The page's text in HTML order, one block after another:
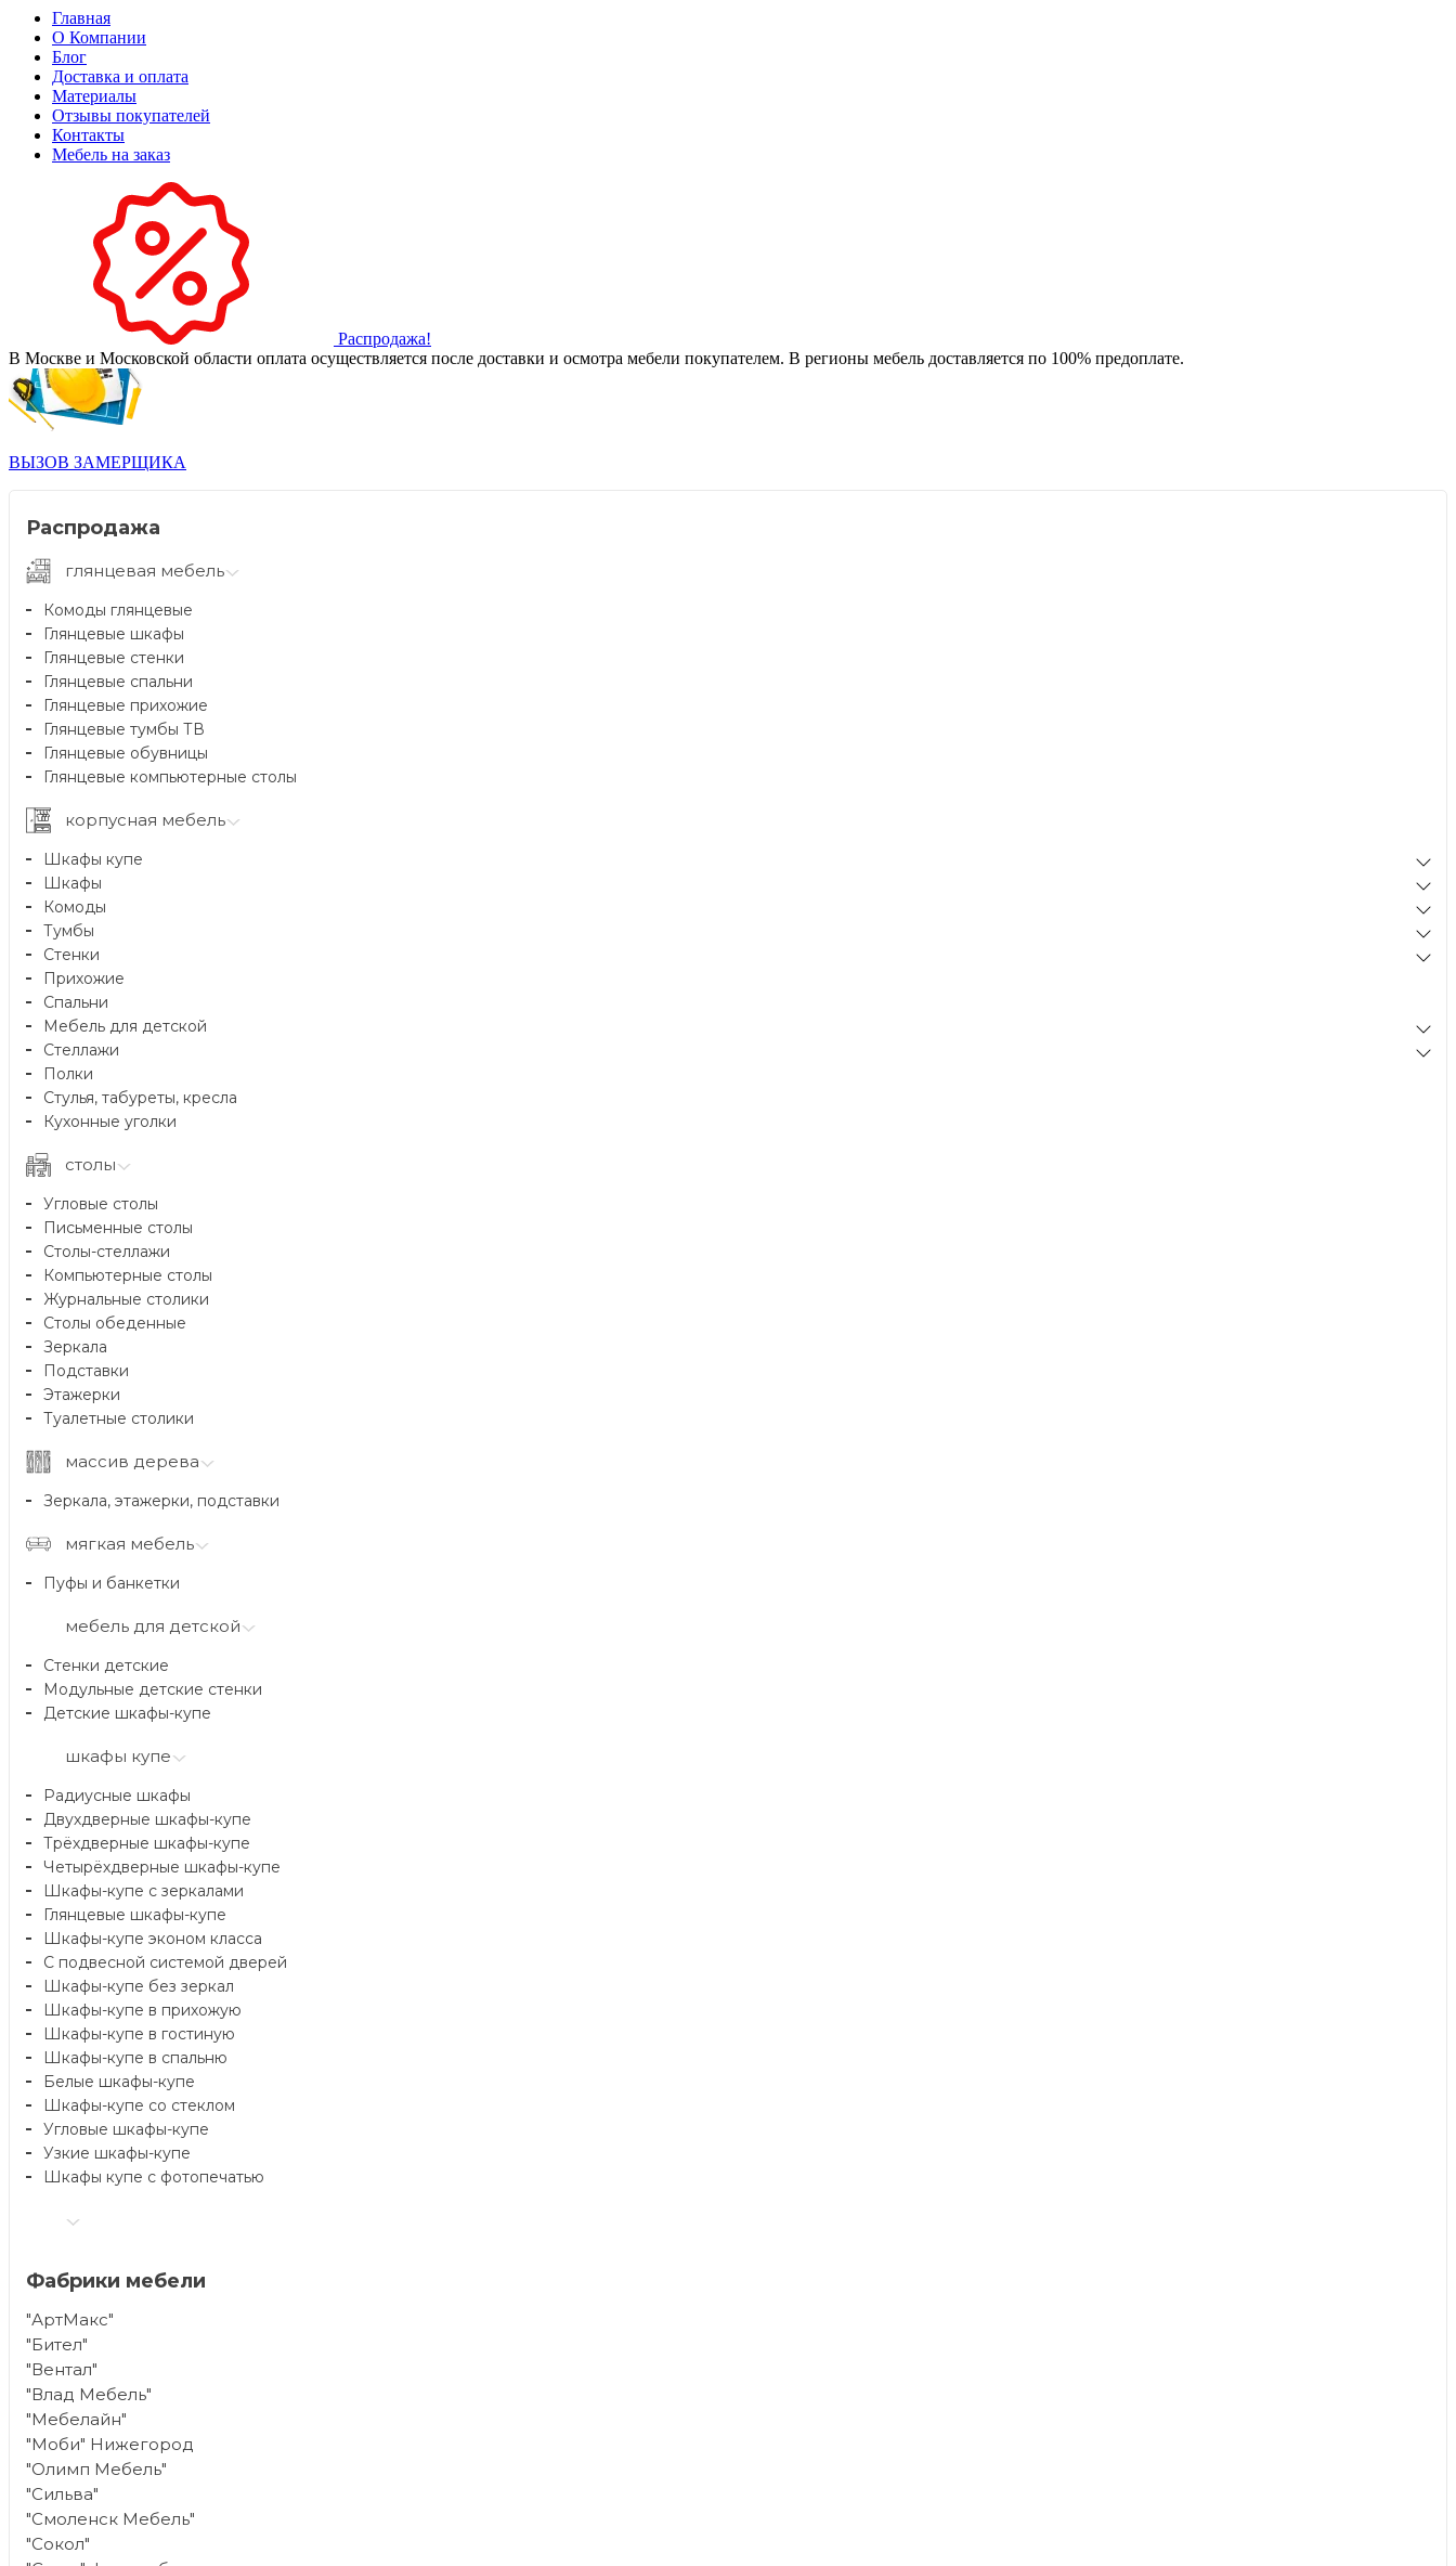
Главная
О Компании
Блог
Доставка и оплата
Материалы
Отзывы покупателей
Контакты
Мебель на заказ
Распродажа!
В Москве и Московской области оплата осуществляется после доставки и осмотра мебели покупателем. В регионы мебель доставляется по 100% предоплате.
ВЫЗОВ ЗАМЕРЩИКА
Распродажа
глянцевая мебель
Комоды глянцевые
Глянцевые шкафы
Глянцевые стенки
Глянцевые спальни
Глянцевые прихожие
Глянцевые тумбы ТВ
Глянцевые обувницы
Глянцевые компьютерные столы
корпусная мебель
Шкафы купе
Шкафы
Комоды
Тумбы
Стенки
Прихожие
Спальни
Мебель для детской
Стеллажи
Полки
Стулья, табуреты, кресла
Кухонные уголки
столы
Угловые столы
Письменные столы
Столы-стеллажи
Компьютерные столы
Журнальные столики
Столы обеденные
Зеркала
Подставки
Этажерки
Туалетные столики
массив дерева
Зеркала, этажерки, подставки
мягкая мебель
Пуфы и банкетки
мебель для детской
Стенки детские
Модульные детские стенки
Детские шкафы-купе
шкафы купе
Радиусные шкафы
Двухдверные шкафы-купе
Трёхдверные шкафы-купе
Четырёхдверные шкафы-купе
Шкафы-купе с зеркалами
Глянцевые шкафы-купе
Шкафы-купе эконом класса
С подвесной системой дверей
Шкафы-купе без зеркал
Шкафы-купе в прихожую
Шкафы-купе в гостиную
Шкафы-купе в спальню
Белые шкафы-купе
Шкафы-купе со стеклом
Угловые шкафы-купе
Узкие шкафы-купе
Шкафы купе с фотопечатью
Фабрики мебели
"АртМакс"
"Бител"
"Вентал"
"Влад Мебель"
"Мебелайн"
"Моби" Нижегород
"Олимп Мебель"
"Сильва"
"Смоленск Мебель"
"Сокол"